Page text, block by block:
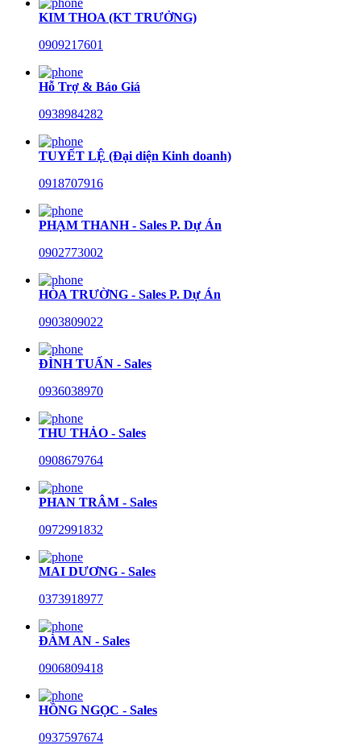
KIM THOA (KT TRƯỞNG)
0909217601
Hỗ Trợ & Báo Giá
0938984282
TUYẾT LỆ (Đại diện Kinh doanh)
0918707916
PHẠM THANH - Sales P. Dự Án
0902773002
HÒA TRƯỜNG - Sales P. Dự Án
0903809022
ĐÌNH TUẤN - Sales
0936038970
THU THẢO - Sales
0908679764
PHAN TRÂM - Sales
0972991832
MAI DƯƠNG - Sales
0373918977
ĐÀM AN - Sales
0906809418
HỒNG NGỌC - Sales
0937597674